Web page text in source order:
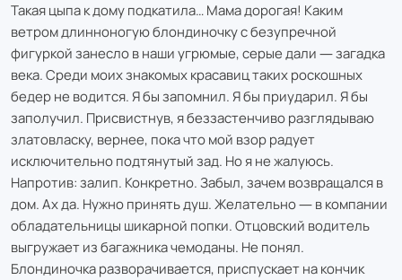
Такая цыпа к дому подкатила… Мама дорогая! Каким
ветром длинноногую блондиночку с безупречной
фигуркой занесло в наши угрюмые, серые дали ― загадка
века. Среди моих знакомых красавиц таких роскошных
бедер не водится. Я бы запомнил. Я бы приударил. Я бы
заполучил. Присвистнув, я беззастенчиво разглядываю
златовласку, вернее, пока что мой взор радует
исключительно подтянутый зад. Но я не жалуюсь.
Напротив: залип. Конкретно. Забыл, зачем возвращался в
дом. Ах да. Нужно принять душ. Желательно ― в компании
обладательницы шикарной попки. Отцовский водитель
выгружает из багажника чемоданы. Не понял.
Блондиночка разворачивается, приспускает на кончик